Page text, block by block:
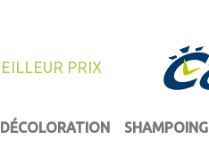
PRIX
DÉCOLORATION SHAMPOING